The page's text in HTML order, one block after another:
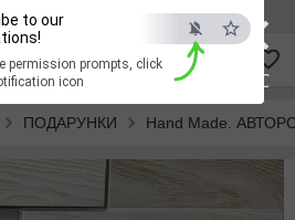
×
ESC
to our
permission prompts, click
icon
ПОДАРУНКИ Hand Made.